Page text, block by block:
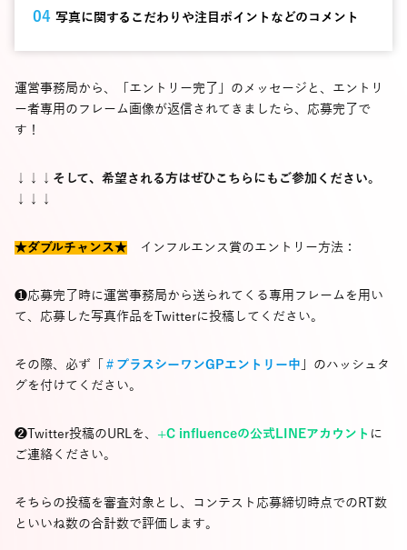
写真に関するこだわりや注目ポイントなどのコメント
運営事務局から、「エントリー完了」のメッセージと、エントリ
ー者専用のフレーム画像が返信されてきましたら、応募完了で
す！
↓↓↓そして、希望される方はぜひこちらにもご参加ください。
↓↓↓
★ダブルチャンス★ インフルエンス賞のエントリー方法：
❶応募完了時に運営事務局から送られてくる専用フレームを用い
て、応募した写真作品をTwitterに投稿してください。
その際、必ず「 ＃プラスシーワンGPエントリー中 」のハッシュタ
グを付けてください。
❷Twitter投稿のURLを、 +C influenceの公式LINEアカウント に
ご連絡ください。
そちらの投稿を審査対象とし、コンテスト応募締切時点でのRT数
といいね数の合計数で評価します。